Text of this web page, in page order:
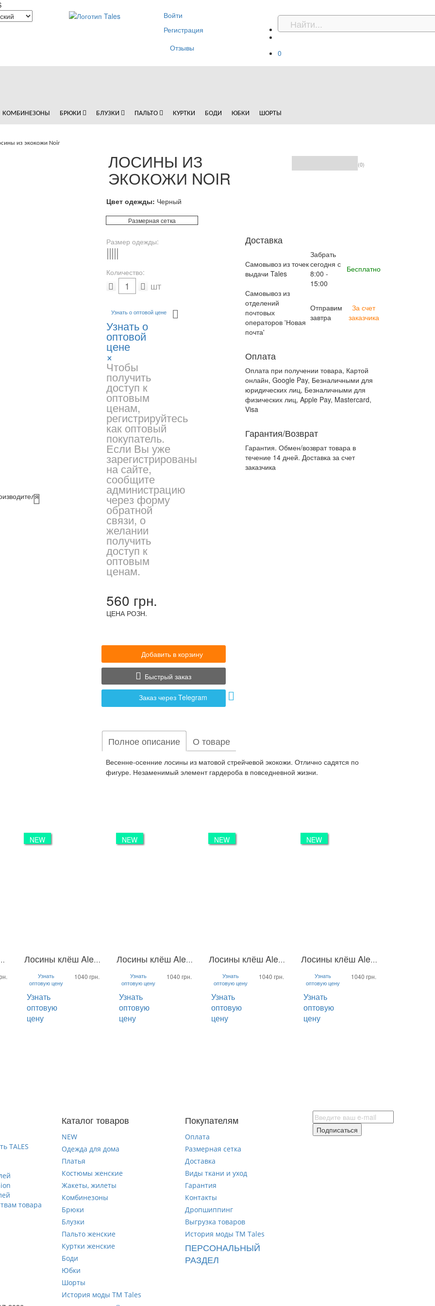
Войти
Регистрация
Отзывы
0
КОМБИНЕЗОНЫ БРЮКИ БЛУЗКИ ПАЛЬТО КУРТКИ БОДИ ЮБКИ ШОРТЫ
из экокожи Noir
(0)
ЛОСИНЫ ИЗ
ЭКОКОЖИ NOIR
Цвет одежды: Черный
Размерная сетка
Размер одежды:
Количество:
шт
Узнать о оптовой цене
Узнать о
оптовой
цене
×
Чтобы
получить
доступ к
оптовым
ценам,
регистрируйтесь
как оптовый
покупатель.
Если Вы уже
зарегистрированы
на сайте,
сообщите
администрацию
через форму
обратной
связи, о
желании
получить
доступ к
оптовым
ценам.
560 грн.
ЦЕНА РОЗН.
Добавить в корзину
Быстрый заказ
Заказ через Telegram
Доставка
Самовывоз из точек
выдачи Tales
Забрать
сегодня с
8:00 -
15:00
Бесплатно
Самовывоз из
отделений
почтовых
операторов 'Новая
почта'
Отправим
завтра
За счет
заказчика
Оплата
Оплата при получении товара, Картой
онлайн, Google Pay, Безналичными для
юридических лиц, Безналичными для
физических лиц, Apple Pay, Mastercard,
Visa
Гарантия/Возврат
Гарантия. Обмен/возврат товара в
течение 14 дней. Доставка за счет
заказчика
Полное описание О товаре
Весенне-осенние лосины из матовой стрейчевой экокожи. Отлично садятся по
фигуре. Незаменимый элемент гардероба в повседневной жизни.
Pull
NEW
S M L Лосины клёш Alexa
Узнать
оптовую цену
Узнать
оптовую
цену
1040 грн.
NEW
S M L Лосины клёш Alexa
Узнать
оптовую цену
Узнать
оптовую
цену
1040 грн.
NEW
S M L Лосины клёш Alexa
Узнать
оптовую цену
Узнать
оптовую
цену
1040 грн.
NEW
S M L Лосины клёш Alexa
Узнать
оптовую цену
Узнать
оптовую
цену
1040 грн.
TALES
товара
Каталог товаров
NEW
Одежда для дома
Платья
Костюмы женские
Жакеты, жилеты
Комбинезоны
Брюки
Блузки
Пальто женские
Куртки женские
Боди
Юбки
Шорты
История моды ТМ Tales
Покупателям
Оплата
Размерная сетка
Доставка
Виды ткани и уход
Гарантия
Контакты
Дропшиппинг
Выгрузка товаров
История моды ТМ Tales
ПЕРСОНАЛЬНЫЙ
РАЗДЕЛ
Подписаться